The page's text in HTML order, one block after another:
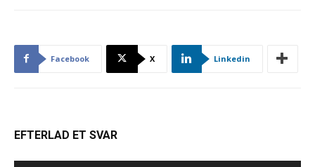
Facebook X Linkedin
EFTERLAD ET SVAR